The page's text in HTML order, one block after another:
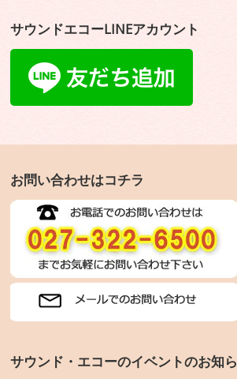
サウンドエコーLINEアカウント
お問い合わせはコチラ
サウンド・エコーのイベントのお知